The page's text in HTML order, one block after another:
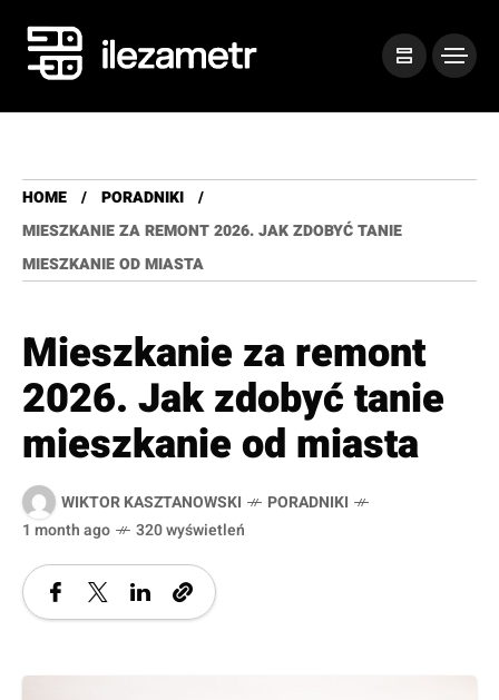
HOME
PORADNIKI
MIESZKANIE ZA REMONT 2026. JAK ZDOBYĆ TANIE
MIESZKANIE OD MIASTA
Mieszkanie za remont
2026. Jak zdobyć tanie
mieszkanie od miasta
WIKTOR KASZTANOWSKI
PORADNIKI
1 month ago
320 wyświetleń